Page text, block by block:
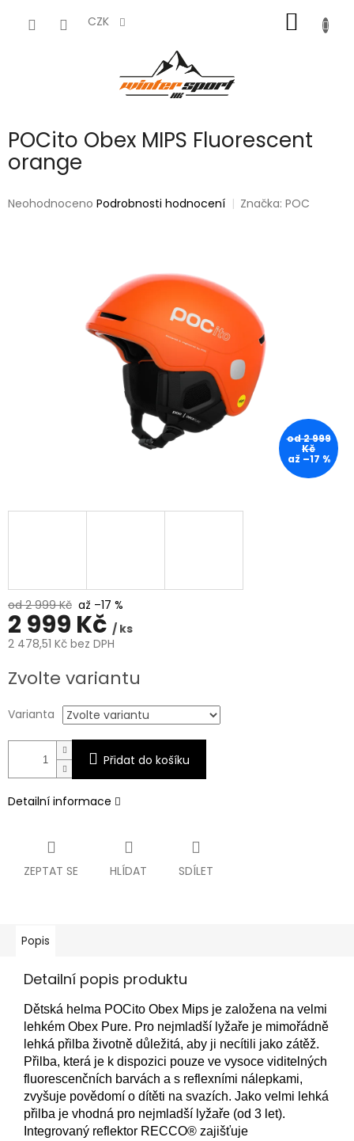
CZK
KOŠÍK
POCito Obex MIPS Fluorescent
orange
Průměrné
Neohodnoceno Podrobnosti hodnocení Značka:POC
od 2 999
Kč
až –17 %
od 2 999 Kč až –17 %
2 999 Kč / ks
2 478,51 Kč bez DPH
cena:
Zvolte variantu
Varianta
Přidat do košíku
Detailní informace
ZEPTAT SE HLÍDAT SDÍLET
Popis
Detailní popis produktu
Dětská helma POCito Obex Mips je založena na velmi
lehkém Obex Pure. Pro nejmladší lyžaře je mimořádně
lehká přilba životně důležitá, aby ji necítili jako zátěž.
Přilba, která je k dispozici pouze ve vysoce viditelných
fluorescenčních barvách a s reflexními nálepkami,
zvyšuje povědomí o dítěti na svazích. Jako velmi lehká
přilba je vhodná pro nejmladší lyžaře (od 3 let).
Integrovaný reflektor RECCO® zajišťuje